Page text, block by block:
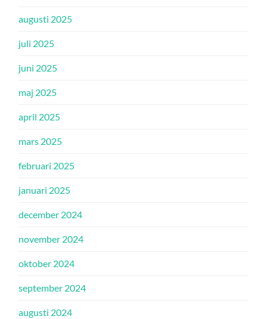
augusti 2025
juli 2025
juni 2025
maj 2025
april 2025
mars 2025
februari 2025
januari 2025
december 2024
november 2024
oktober 2024
september 2024
augusti 2024